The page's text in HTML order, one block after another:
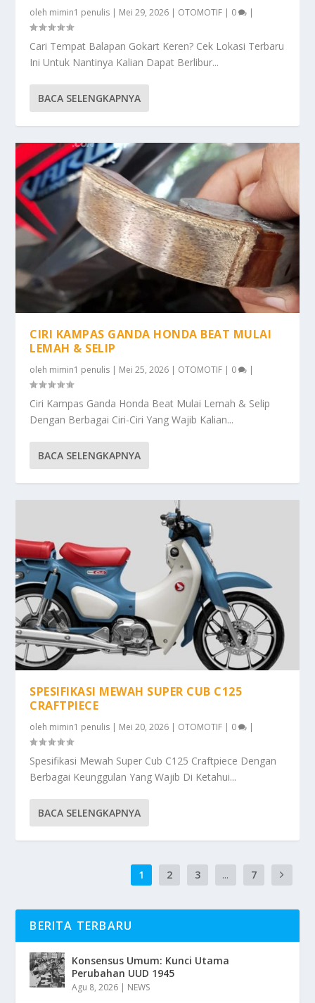
oleh mimin1 penulis | Mei 29, 2026 | OTOMOTIF | 0 |
Cari Tempat Balapan Gokart Keren? Cek Lokasi Terbaru
Ini Untuk Nantinya Kalian Dapat Berlibur...
BACA SELENGKAPNYA
CIRI KAMPAS GANDA HONDA BEAT MULAI
LEMAH & SELIP
oleh mimin1 penulis | Mei 25, 2026 | OTOMOTIF | 0 |
Ciri Kampas Ganda Honda Beat Mulai Lemah & Selip
Dengan Berbagai Ciri-Ciri Yang Wajib Kalian...
BACA SELENGKAPNYA
SPESIFIKASI MEWAH SUPER CUB C125
CRAFTPIECE
oleh mimin1 penulis | Mei 20, 2026 | OTOMOTIF | 0 |
Spesifikasi Mewah Super Cub C125 Craftpiece Dengan
Berbagai Keunggulan Yang Wajib Di Ketahui...
BACA SELENGKAPNYA
1 2 3 ... 7
BERITA TERBARU
Konsensus Umum: Kunci Utama
Perubahan UUD 1945
Agu 8, 2026 | NEWS